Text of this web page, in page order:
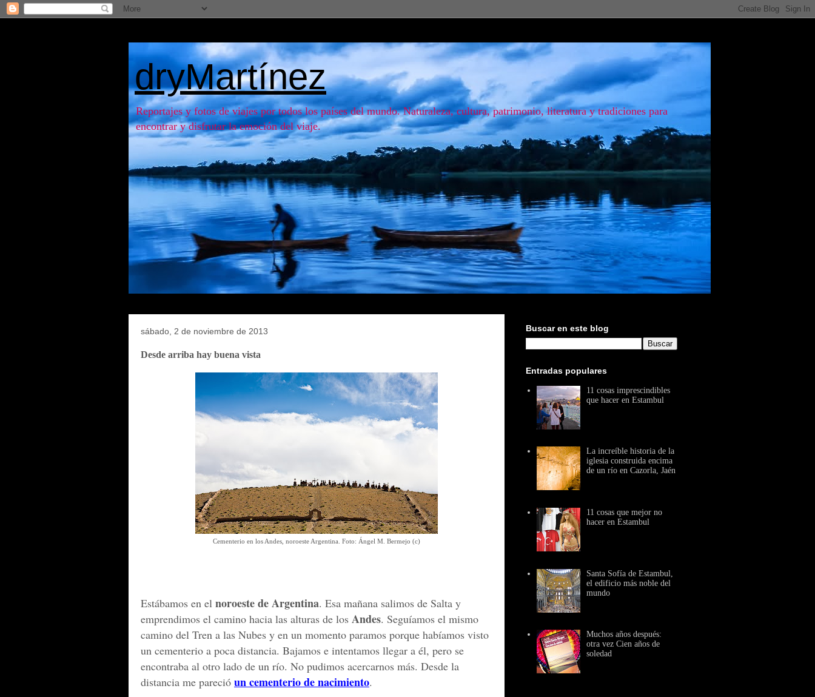
dryMartínez
Reportajes y fotos de viajes por todos los países del mundo. Naturaleza, cultura, patrimonio, literatura y tradiciones para
encontrar y disfrutar la emoción del viaje.
sábado, 2 de noviembre de 2013
Desde arriba hay buena vista
Cementerio en los Andes, noroeste Argentina. Foto: Ángel M. Bermejo (c)
Estábamos en el noroeste de Argentina. Esa mañana salimos de Salta y
emprendimos el camino hacia las alturas de los Andes. Seguíamos el mismo
camino del Tren a las Nubes y en un momento paramos porque habíamos visto
un cementerio a poca distancia. Bajamos e intentamos llegar a él, pero se
encontraba al otro lado de un río. No pudimos acercarnos más. Desde la
distancia me pareció un cementerio de nacimiento.
Buscar en este blog
Entradas populares
11 cosas imprescindibles
que hacer en Estambul
La increíble historia de la
iglesia construida encima
de un río en Cazorla, Jaén
11 cosas que mejor no
hacer en Estambul
Santa Sofía de Estambul,
el edificio más noble del
mundo
Muchos años después:
otra vez Cien años de
soledad